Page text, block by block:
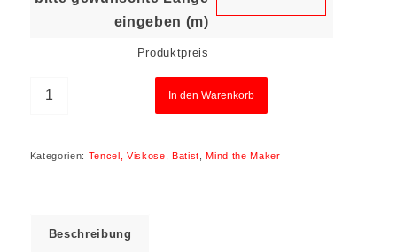
eingeben (m)
Produktpreis
In den Warenkorb
Kategorien: Tencel, Viskose, Batist ,Mind the Maker
Beschreibung